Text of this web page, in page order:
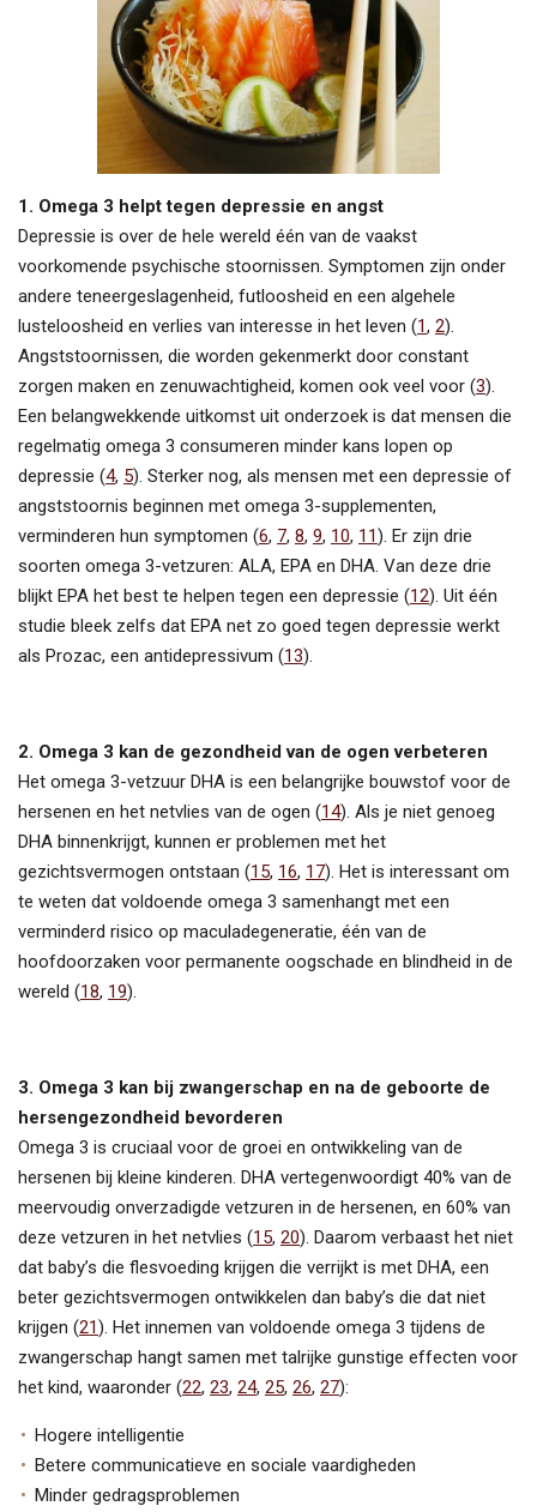
1. Omega 3 helpt tegen depressie en angst
Depressie is over de hele wereld één van de vaakst
voorkomende psychische stoornissen. Symptomen zijn onder
andere teneergeslagenheid, futloosheid en een algehele
lusteloosheid en verlies van interesse in het leven (1, 2).
Angststoornissen, die worden gekenmerkt door constant
zorgen maken en zenuwachtigheid, komen ook veel voor (3).
Een belangwekkende uitkomst uit onderzoek is dat mensen die
regelmatig omega 3 consumeren minder kans lopen op
depressie (4, 5). Sterker nog, als mensen met een depressie of
angststoornis beginnen met omega 3-supplementen,
verminderen hun symptomen (6, 7, 8, 9, 10, 11). Er zijn drie
soorten omega 3-vetzuren: ALA, EPA en DHA. Van deze drie
blijkt EPA het best te helpen tegen een depressie (12). Uit één
studie bleek zelfs dat EPA net zo goed tegen depressie werkt
als Prozac, een antidepressivum (13).
2. Omega 3 kan de gezondheid van de ogen verbeteren
Het omega 3-vetzuur DHA is een belangrijke bouwstof voor de
hersenen en het netvlies van de ogen (14). Als je niet genoeg
DHA binnenkrijgt, kunnen er problemen met het
gezichtsvermogen ontstaan (15, 16, 17). Het is interessant om
te weten dat voldoende omega 3 samenhangt met een
verminderd risico op maculadegeneratie, één van de
hoofdoorzaken voor permanente oogschade en blindheid in de
wereld (18, 19).
3. Omega 3 kan bij zwangerschap en na de geboorte de
hersengezondheid bevorderen
Omega 3 is cruciaal voor de groei en ontwikkeling van de
hersenen bij kleine kinderen. DHA vertegenwoordigt 40% van de
meervoudig onverzadigde vetzuren in de hersenen, en 60% van
deze vetzuren in het netvlies (15, 20). Daarom verbaast het niet
dat baby’s die flesvoeding krijgen die verrijkt is met DHA, een
beter gezichtsvermogen ontwikkelen dan baby’s die dat niet
krijgen (21). Het innemen van voldoende omega 3 tijdens de
zwangerschap hangt samen met talrijke gunstige effecten voor
het kind, waaronder (22, 23, 24, 25, 26, 27):
Hogere intelligentie
Betere communicatieve en sociale vaardigheden
Minder gedragsproblemen